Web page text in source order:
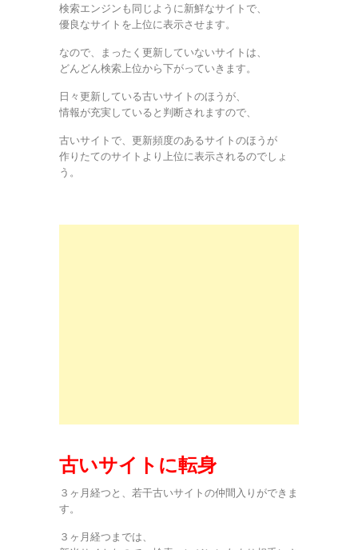
検索エンジンも同じように新鮮なサイトで、
優良なサイトを上位に表示させます。
なので、まったく更新していないサイトは、
どんどん検索上位から下がっていきます。
日々更新している古いサイトのほうが、
情報が充実していると判断されますので、
古いサイトで、更新頻度のあるサイトのほうが
作りたてのサイトより上位に表示されるのでしょ
う。
古いサイトに転身
３ヶ月経つと、若干古いサイトの仲間入りができま
す。
３ヶ月経つまでは、